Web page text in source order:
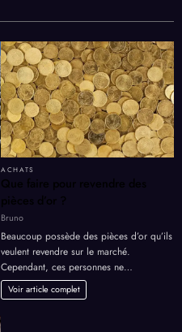
ACHATS
Que faire pour revendre des
pièces d’or ?
Bruno
Beaucoup possède des pièces d’or qu’ils
veulent revendre sur le marché.
Cependant, ces personnes ne…
Voir article complet